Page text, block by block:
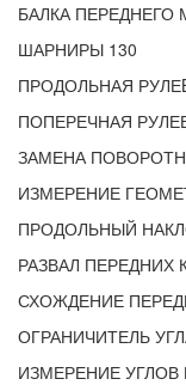
БАЛКА ПЕРЕДНЕГО
ШАРНИРЫ 130
ПРОДОЛЬНАЯ
ПОПЕРЕЧНАЯ
ЗАМЕНА
ИЗМЕРЕНИЕ
ПРОДОЛЬНЫЙ
РАЗВАЛ ПЕРЕДНИХ
СХОЖДЕНИЕ
ОГРАНИЧИТЕЛЬ
ИЗМЕРЕНИЕ